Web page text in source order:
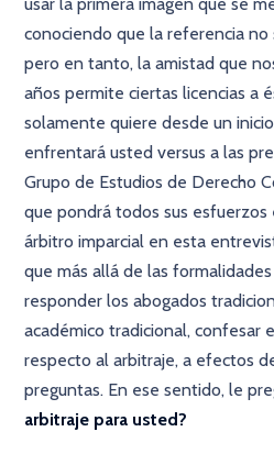
conociendo que la referencia no
pero en tanto, la amistad que
años permite ciertas licencias a
solamente quiere desde un
enfrentará usted versus a las
Grupo de Estudios de Derecho
que pondrá todos sus
árbitro imparcial en esta
que más allá de las
responder los abogados
académico tradicional, confesar
respecto al arbitraje, a efectos
preguntas. En ese sentido, le
arbitraje para usted?